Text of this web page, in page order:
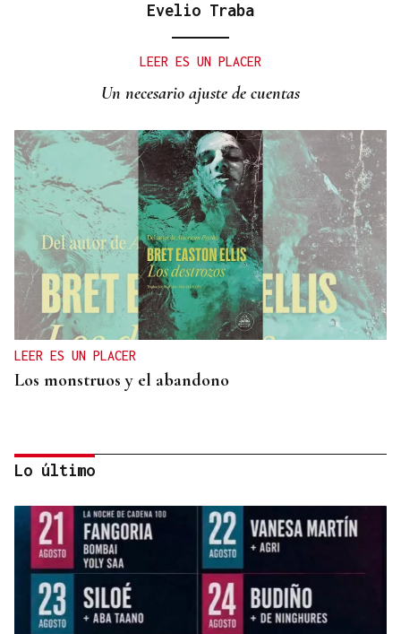
Evelio Traba
LEER ES UN PLACER
Un necesario ajuste de cuentas
LEER ES UN PLACER
Los monstruos y el abandono
Lo último